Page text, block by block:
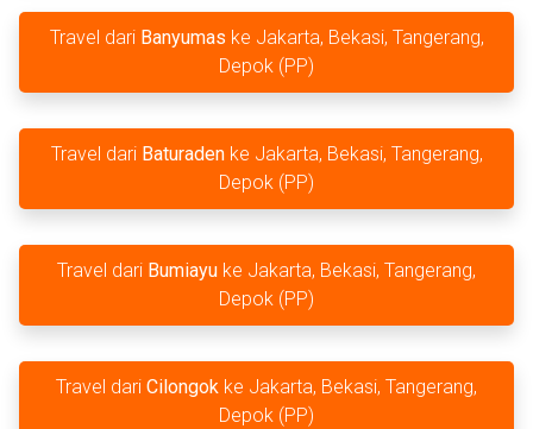
Travel dari Banyumas ke Jakarta, Bekasi, Tangerang,
Depok (PP)
Travel dari Baturadenke Jakarta, Bekasi, Tangerang,
Depok (PP)
Travel dari Bumiayu ke Jakarta, Bekasi, Tangerang,
Depok (PP)
Travel dari Cilongok ke Jakarta, Bekasi, Tangerang,
Depok (PP)